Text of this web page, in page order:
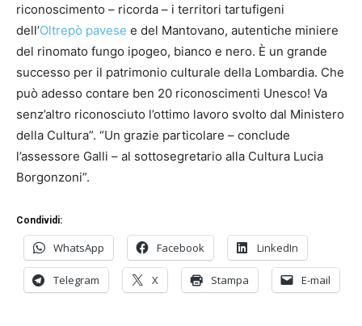
riconoscimento – ricorda – i territori tartufigeni
dell’Oltrepò pavese e del Mantovano, autentiche miniere
del rinomato fungo ipogeo, bianco e nero. È un grande
successo per il patrimonio culturale della Lombardia. Che
può adesso contare ben 20 riconoscimenti Unesco! Va
senz’altro riconosciuto l’ottimo lavoro svolto dal Ministero
della Cultura”. “Un grazie particolare – conclude
l’assessore Galli – al sottosegretario alla Cultura Lucia
Borgonzoni”.
Condividi:
WhatsApp Facebook LinkedIn
Telegram X Stampa E-mail